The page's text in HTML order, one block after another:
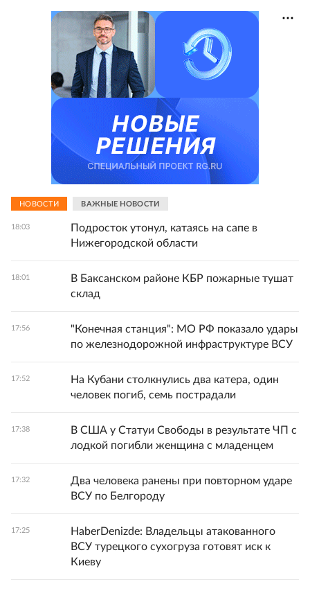
НОВОСТИ ВАЖНЫЕ НОВОСТИ
18:03
Подросток утонул, катаясь на сапе в
Нижегородской области
18:01
В Баксанском районе КБР пожарные тушат
склад
17:56
"Конечная станция": МО РФ показало удары
по железнодорожной инфраструктуре ВСУ
17:52
На Кубани столкнулись два катера, один
человек погиб, семь пострадали
17:38
В США у Статуи Свободы в результате ЧП с
лодкой погибли женщина с младенцем
17:32
Два человека ранены при повторном ударе
ВСУ по Белгороду
17:25
HaberDenizde: Владельцы атакованного
ВСУ турецкого сухогруза готовят иск к
Киеву